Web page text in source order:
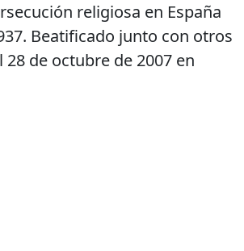
religiosa en España
Beatificado junto con otros
de octubre de 2007 en